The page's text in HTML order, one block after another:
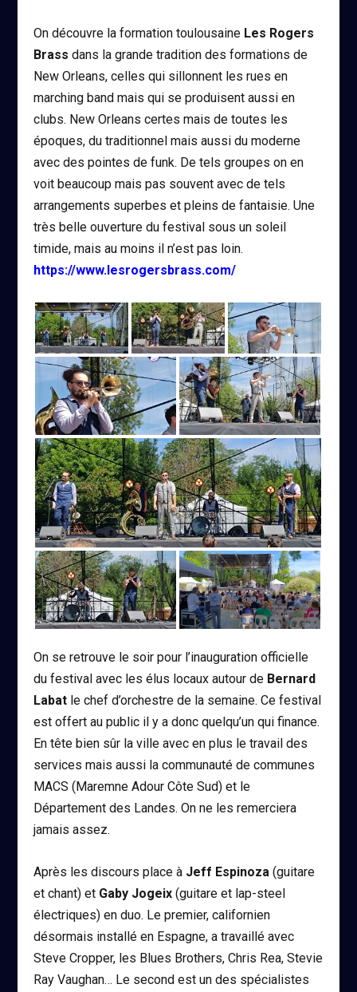
On découvre la formation toulousaine Les Rogers
Brass dans la grande tradition des formations de
New Orleans, celles qui sillonnent les rues en
marching band mais qui se produisent aussi en
clubs. New Orleans certes mais de toutes les
époques, du traditionnel mais aussi du moderne
avec des pointes de funk. De tels groupes on en
voit beaucoup mais pas souvent avec de tels
arrangements superbes et pleins de fantaisie. Une
très belle ouverture du festival sous un soleil
timide, mais au moins il n’est pas loin.
https://www.lesrogersbrass.com/
On se retrouve le soir pour l’inauguration officielle
du festival avec les élus locaux autour de Bernard
Labat le chef d’orchestre de la semaine. Ce festival
est offert au public il y a donc quelqu’un qui finance.
En tête bien sûr la ville avec en plus le travail des
services mais aussi la communauté de communes
MACS (Maremne Adour Côte Sud) et le
Département des Landes. On ne les remerciera
jamais assez.
Après les discours place à Jeff Espinoza (guitare
et chant) et Gaby Jogeix (guitare et lap-steel
électriques) en duo. Le premier, californien
désormais installé en Espagne, a travaillé avec
Steve Cropper, les Blues Brothers, Chris Rea, Stevie
Ray Vaughan… Le second est un des spécialistes